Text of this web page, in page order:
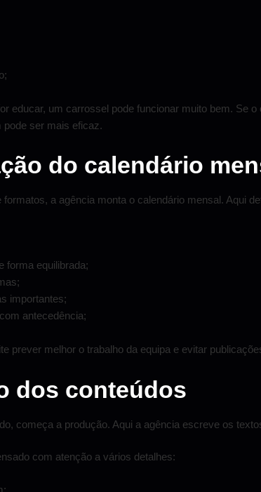
educar, um carrossel pode funcionar muito bem. Se
pode ser mais eficaz.
do calendário
a agência monta o calendário mensal. Aqui
forma equilibrada;
importantes;
antecedência;
prever melhor o trabalho da equipa e evitar
dos conteúdos
começa a produção. Aqui a agência escreve os
com atenção a vários detalhes: